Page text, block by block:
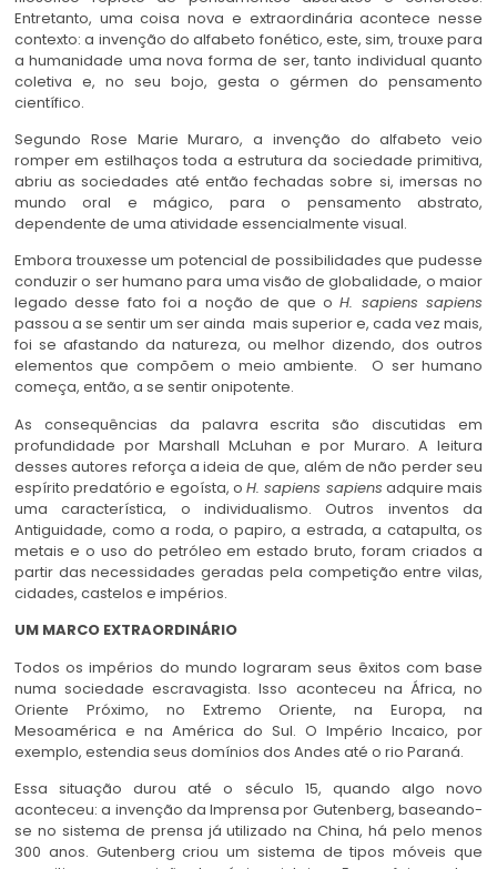
Entretanto, uma coisa nova e extraordinária acontece nesse
contexto: a invenção do alfabeto fonético, este, sim, trouxe para
a humanidade uma nova forma de ser, tanto individual quanto
coletiva e, no seu bojo, gesta o gérmen do pensamento
científico.
Segundo Rose Marie Muraro, a invenção do alfabeto veio
romper em estilhaços toda a estrutura da sociedade primitiva,
abriu as sociedades até então fechadas sobre si, imersas no
mundo oral e mágico, para o pensamento abstrato,
dependente de uma atividade essencialmente visual.
Embora trouxesse um potencial de possibilidades que pudesse
conduzir o ser humano para uma visão de globalidade, o maior
legado desse fato foi a noção de que oH. sapiens sapiens
passou a se sentir um ser ainda mais superior e, cada vez mais,
foi se afastando da natureza, ou melhor dizendo, dos outros
elementos que compõem o meio ambiente. O ser humano
começa, então, a se sentir onipotente.
As consequências da palavra escrita são discutidas em
profundidade por Marshall McLuhan e por Muraro. A leitura
desses autores reforça a ideia de que, além de não perder seu
espírito predatório e egoísta, oH. sapiens sapiens adquire mais
uma característica, o individualismo. Outros inventos da
Antiguidade, como a roda, o papiro, a estrada, a catapulta, os
metais e o uso do petróleo em estado bruto, foram criados a
partir das necessidades geradas pela competição entre vilas,
cidades, castelos e impérios.
UM MARCO EXTRAORDINÁRIO
Todos os impérios do mundo lograram seus êxitos com base
numa sociedade escravagista. Isso aconteceu na África, no
Oriente Próximo, no Extremo Oriente, na Europa, na
Mesoamérica e na América do Sul. O Império Incaico, por
exemplo, estendia seus domínios dos Andes até o rio Paraná.
Essa situação durou até o século 15, quando algo novo
aconteceu: a invenção da Imprensa por Gutenberg, baseando-
se no sistema de prensa já utilizado na China, há pelo menos
300 anos. Gutenberg criou um sistema de tipos móveis que